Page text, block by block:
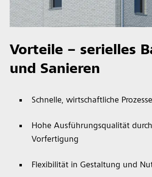
Vorteile – serielles
und Sanieren
Schnelle, wirtschaftliche Prozesse
Hohe Ausführungsqualität
Vorfertigung
Flexibilität in Gestaltung und